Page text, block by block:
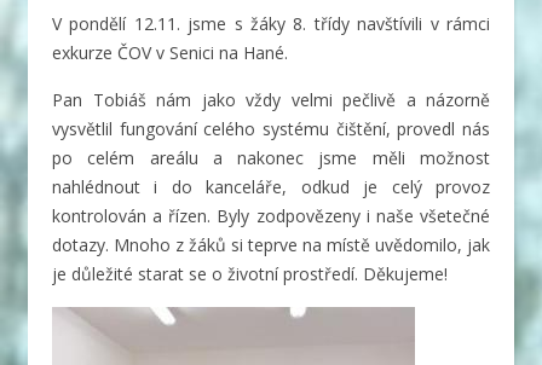
V pondělí 12.11. jsme s žáky 8. třídy navštívili v rámci
exkurze ČOV v Senici na Hané.
Pan Tobiáš nám jako vždy velmi pečlivě a názorně
vysvětlil fungování celého systému čištění, provedl nás
po celém areálu a nakonec jsme měli možnost
nahlédnout i do kanceláře, odkud je celý provoz
kontrolován a řízen. Byly zodpovězeny i naše všetečné
dotazy. Mnoho z žáků si teprve na místě uvědomilo, jak
je důležité starat se o životní prostředí. Děkujeme!